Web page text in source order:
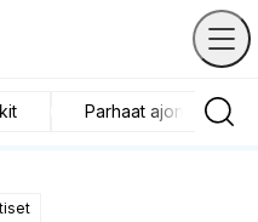
Parhaat ajoneuvot